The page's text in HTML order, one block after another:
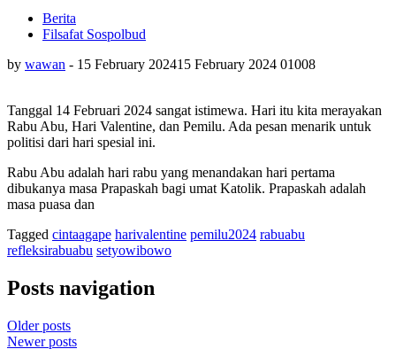
Berita
Filsafat Sospolbud
by wawan - 15 February 202415 February 2024 01008
Tanggal 14 Februari 2024 sangat istimewa. Hari itu kita merayakan
Rabu Abu, Hari Valentine, dan Pemilu. Ada pesan menarik untuk
politisi dari hari spesial ini.
Rabu Abu adalah hari rabu yang menandakan hari pertama
dibukanya masa Prapaskah bagi umat Katolik. Prapaskah adalah
masa puasa dan
Tagged cintaagape harivalentine pemilu2024 rabuabu
refleksirabuabu setyowibowo
Posts navigation
Older posts
Newer posts